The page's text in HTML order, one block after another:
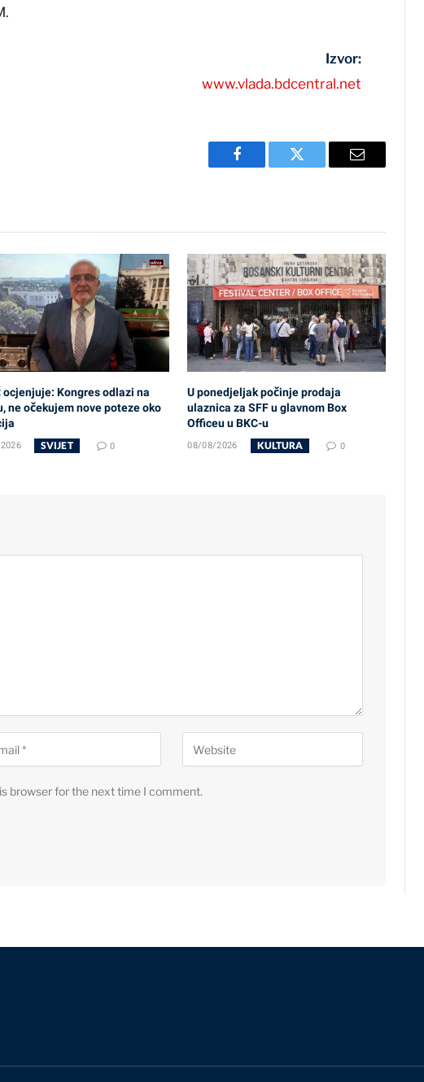
Izvor:
www.vlada.bdcentral.net
Facebook Twitter Email
ocjenjuje: Kongres odlazi na
ne očekujem nove poteze oko
SVIJET 0
U ponedjeljak počinje prodaja
ulaznica za SFF u glavnom Box
Officeu u BKC-u
08/08/2026 KULTURA 0
browser for the next time I comment.